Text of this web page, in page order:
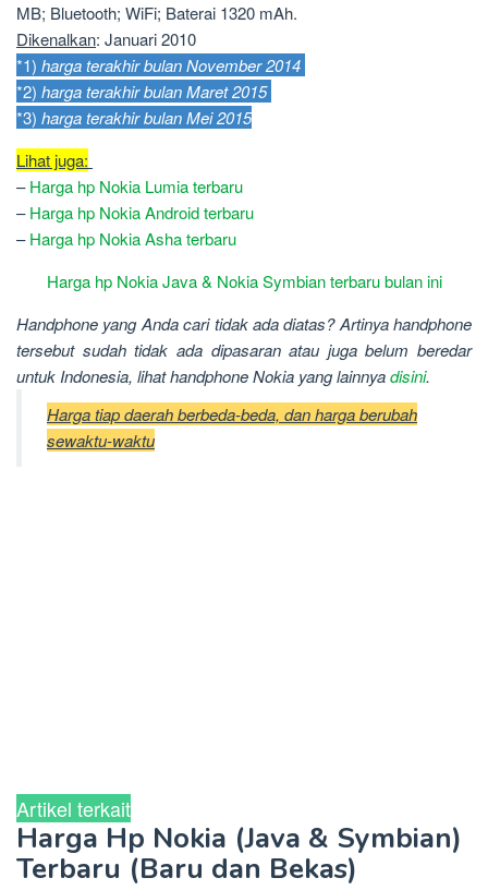
MB; Bluetooth; WiFi; Baterai 1320 mAh.
Dikenalkan: Januari 2010
*1) harga terakhir bulan November 2014
*2) harga terakhir bulan Maret 2015
*3) harga terakhir bulan Mei 2015
Lihat juga:
–Harga hp Nokia Lumia terbaru
–Harga hp Nokia Android terbaru
–Harga hp Nokia Asha terbaru
Harga hp Nokia Java & Nokia Symbian terbaru bulan ini
Handphone yang Anda cari tidak ada diatas? Artinya handphone
tersebut sudah tidak ada dipasaran atau juga belum beredar
untuk Indonesia, lihat handphone Nokia yang lainnyadisini.
Harga tiap daerah berbeda-beda, dan harga berubah
sewaktu-waktu
Artikel terkait
Harga Hp Nokia (Java & Symbian)
Terbaru (Baru dan Bekas)